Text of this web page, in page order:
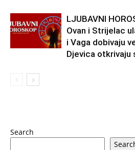
LJUBAVNI
Ovan i Strijelac
i Vaga dobivaju
Djevica otkrivaju
Search